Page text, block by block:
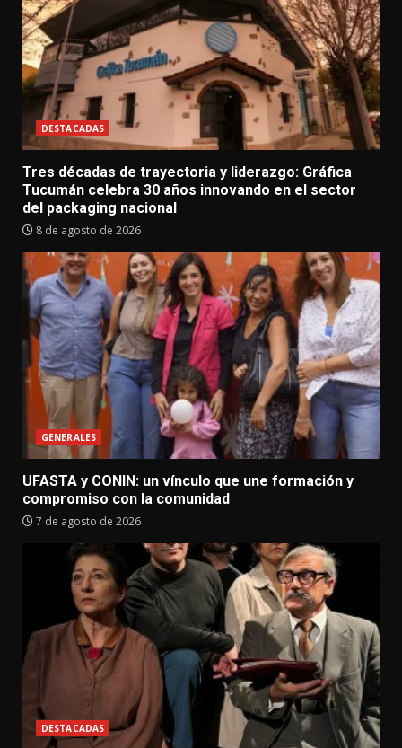
DESTACADAS
Tres décadas de trayectoria y liderazgo: Gráfica
Tucumán celebra 30 años innovando en el sector
del packaging nacional
8 de agosto de 2026
GENERALES
UFASTA y CONIN: un vínculo que une formación y
compromiso con la comunidad
7 de agosto de 2026
DESTACADAS